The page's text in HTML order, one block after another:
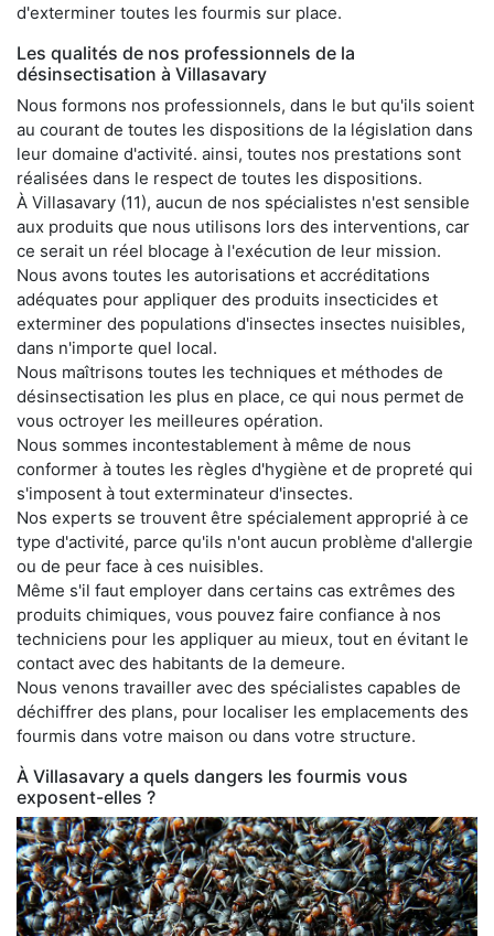
d'exterminer toutes les fourmis sur place.
Les qualités de nos professionnels de la
désinsectisation à Villasavary
Nous formons nos professionnels, dans le but qu'ils soient
au courant de toutes les dispositions de la législation dans
leur domaine d'activité. ainsi, toutes nos prestations sont
réalisées dans le respect de toutes les dispositions.
À Villasavary (11), aucun de nos spécialistes n'est sensible
aux produits que nous utilisons lors des interventions, car
ce serait un réel blocage à l'exécution de leur mission.
Nous avons toutes les autorisations et accréditations
adéquates pour appliquer des produits insecticides et
exterminer des populations d'insectes insectes nuisibles,
dans n'importe quel local.
Nous maîtrisons toutes les techniques et méthodes de
désinsectisation les plus en place, ce qui nous permet de
vous octroyer les meilleures opération.
Nous sommes incontestablement à même de nous
conformer à toutes les règles d'hygiène et de propreté qui
s'imposent à tout exterminateur d'insectes.
Nos experts se trouvent être spécialement approprié à ce
type d'activité, parce qu'ils n'ont aucun problème d'allergie
ou de peur face à ces nuisibles.
Même s'il faut employer dans certains cas extrêmes des
produits chimiques, vous pouvez faire confiance à nos
techniciens pour les appliquer au mieux, tout en évitant le
contact avec des habitants de la demeure.
Nous venons travailler avec des spécialistes capables de
déchiffrer des plans, pour localiser les emplacements des
fourmis dans votre maison ou dans votre structure.
À Villasavary a quels dangers les fourmis vous
exposent-elles ?